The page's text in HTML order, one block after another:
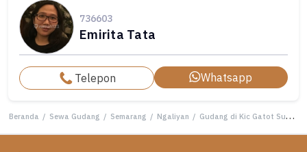
736603
Emirita Tata
Telepon Whatsapp
Beranda / Sewa Gudang / Semarang / Ngaliyan / Gudang di Kic Gatot Subroto , Semarang Si Tt 6178